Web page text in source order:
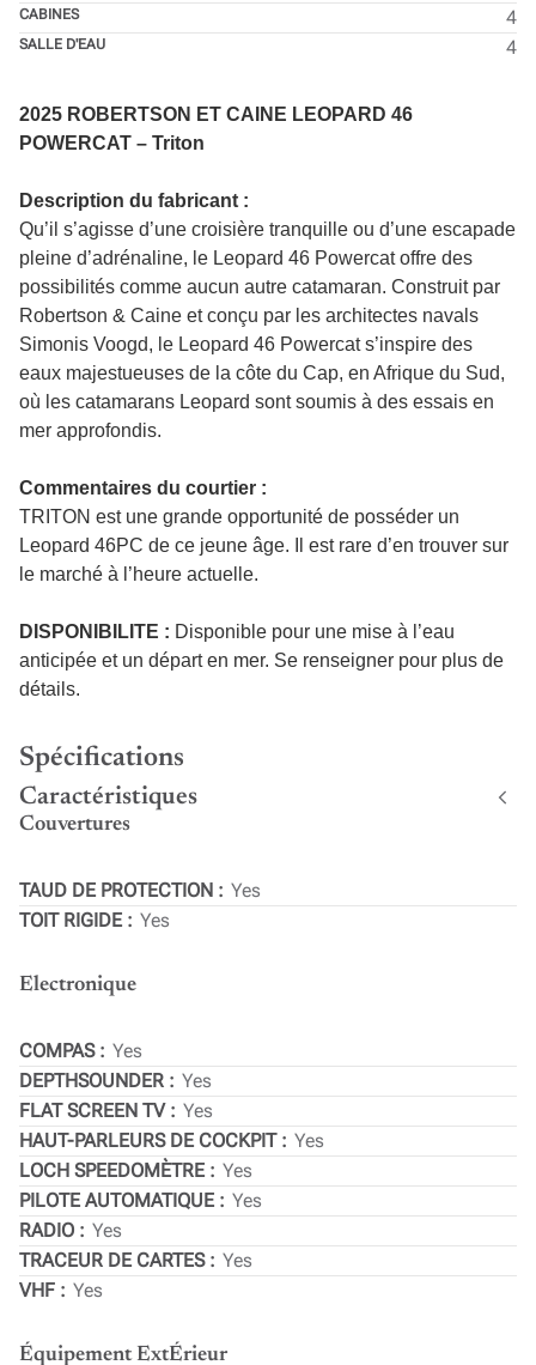
CABINES 4
SALLE D'EAU 4
2025 ROBERTSON ET CAINE LEOPARD 46
POWERCAT – Triton
Description du fabricant :
Qu’il s’agisse d’une croisière tranquille ou d’une escapade
pleine d’adrénaline, le Leopard 46 Powercat offre des
possibilités comme aucun autre catamaran. Construit par
Robertson & Caine et conçu par les architectes navals
Simonis Voogd, le Leopard 46 Powercat s’inspire des
eaux majestueuses de la côte du Cap, en Afrique du Sud,
où les catamarans Leopard sont soumis à des essais en
mer approfondis.
Commentaires du courtier :
TRITON est une grande opportunité de posséder un
Leopard 46PC de ce jeune âge. Il est rare d’en trouver sur
le marché à l’heure actuelle.
DISPONIBILITE : Disponible pour une mise à l’eau
anticipée et un départ en mer. Se renseigner pour plus de
détails.
Spécifications
Caractéristiques
Couvertures
TAUD DE PROTECTION
Yes
TOIT RIGIDE
Yes
Electronique
COMPAS
Yes
DEPTHSOUNDER
Yes
FLAT SCREEN TV
Yes
HAUT-PARLEURS DE COCKPIT
Yes
LOCH SPEEDOMÈTRE
Yes
PILOTE AUTOMATIQUE
Yes
RADIO
Yes
TRACEUR DE CARTES
Yes
VHF
Yes
Équipement ExtÉrieur